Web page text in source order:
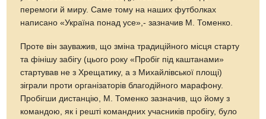
перемоги й миру. Саме тому на наших футболках
написано «Україна понад усе»,- зазначив М. Томенко.
Проте він зауважив, що зміна традиційного місця старту
та фінішу забігу (цього року «Пробіг під каштанами»
стартував не з Хрещатику, а з Михайлівської площі)
зіграли проти організаторів благодійного марафону.
Пробігши дистанцію, М. Томенко зазначив, що йому з
командою, як і решті командних учасників пробігу, було